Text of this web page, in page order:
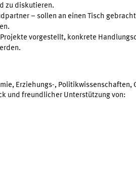
zu diskutieren.
– sollen an einen Tisch
vorgestellt, konkrete
Erziehungs-, Politikwissenschaften,
und freundlicher Unterstützung von: